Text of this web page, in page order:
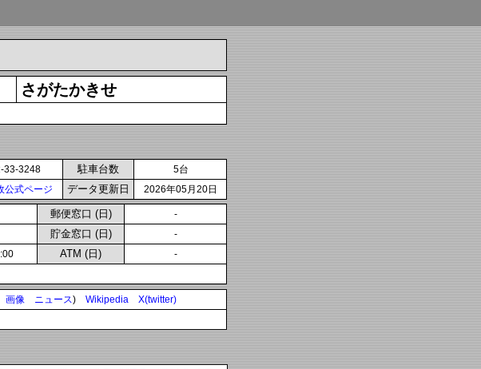
さがたかきせ
33-3248 駐車台数 5台
公式ページ データ更新日 2026年05月20日
郵便窓口 (日) -
貯金窓口 (日) -
ATM (日) -
画像 ニュース) Wikipedia X(twitter)